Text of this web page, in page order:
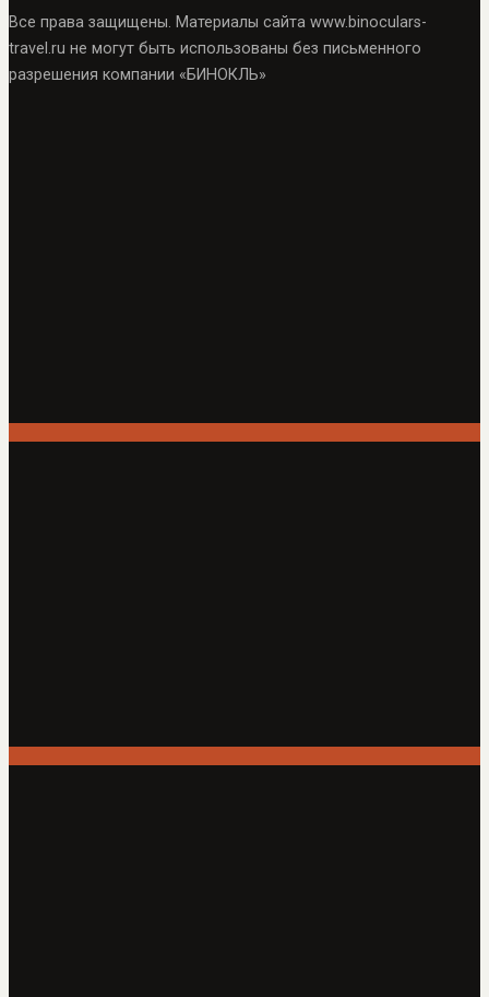
Все права защищены. Материалы сайта www.binoculars-
travel.ru не могут быть использованы без письменного
разрешения компании «БИНОКЛЬ»